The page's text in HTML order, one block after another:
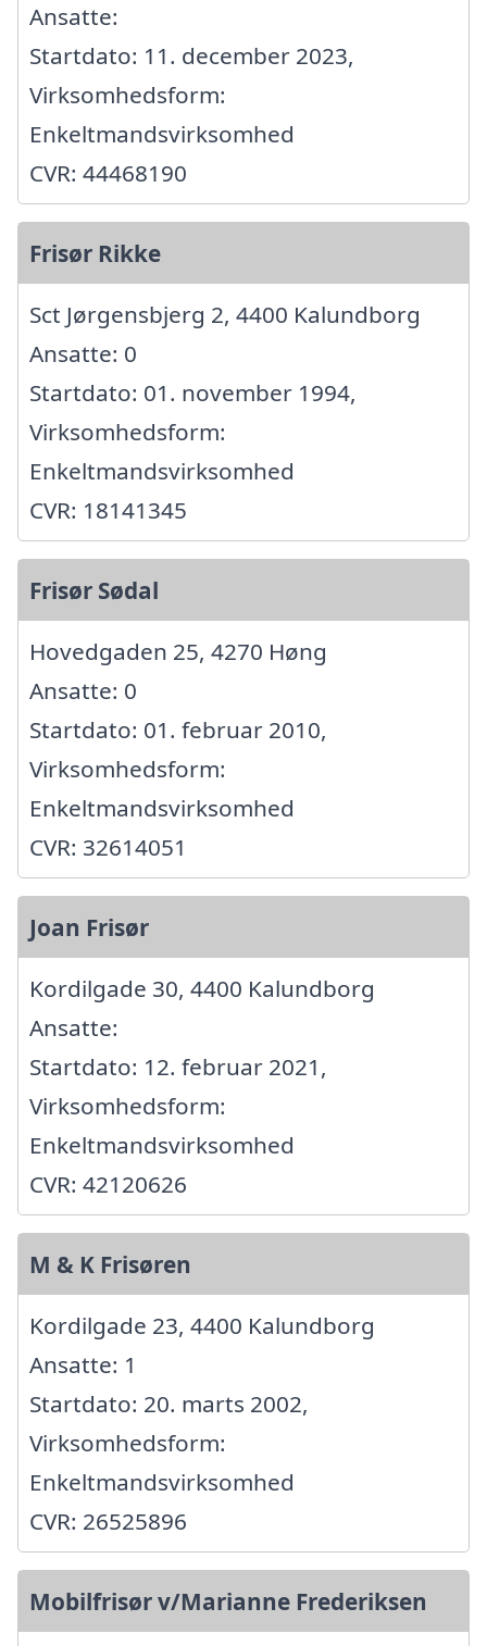
Ansatte:
Startdato: 11. december 2023,
Virksomhedsform:
Enkeltmandsvirksomhed
CVR: 44468190
Frisør Rikke
Sct Jørgensbjerg 2, 4400 Kalundborg
Ansatte: 0
Startdato: 01. november 1994,
Virksomhedsform:
Enkeltmandsvirksomhed
CVR: 18141345
Frisør Sødal
Hovedgaden 25, 4270 Høng
Ansatte: 0
Startdato: 01. februar 2010,
Virksomhedsform:
Enkeltmandsvirksomhed
CVR: 32614051
Joan Frisør
Kordilgade 30, 4400 Kalundborg
Ansatte:
Startdato: 12. februar 2021,
Virksomhedsform:
Enkeltmandsvirksomhed
CVR: 42120626
M & K Frisøren
Kordilgade 23, 4400 Kalundborg
Ansatte: 1
Startdato: 20. marts 2002,
Virksomhedsform:
Enkeltmandsvirksomhed
CVR: 26525896
Mobilfrisør v/Marianne Frederiksen